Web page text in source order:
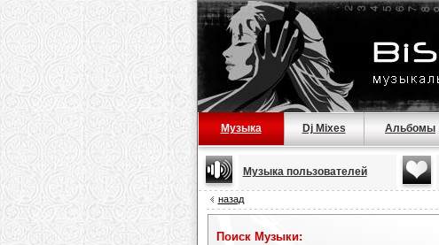
Музыка Dj Mixes Альбомы
Музыка пользователей
назад
Поиск Музыки: